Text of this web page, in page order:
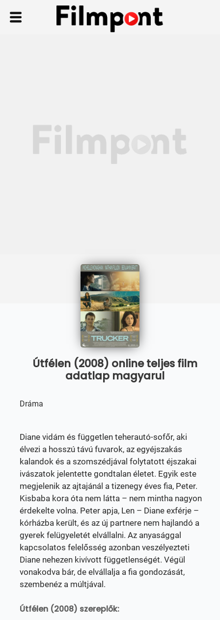
Útfélen (2008) online teljes film
adatlap magyarul
Dráma
Diane vidám és független teherautó-sofőr, aki
élvezi a hosszú távú fuvarok, az egyéjszakás
kalandok és a szomszédjával folytatott éjszakai
ivászatok jelentette gondtalan életet. Egyik este
megjelenik az ajtajánál a tizenegy éves fia, Peter.
Kisbaba kora óta nem látta – nem mintha nagyon
érdekelte volna. Peter apja, Len – Diane exférje –
kórházba került, és az új partnere nem hajlandó a
gyerek felügyeletét elvállalni. Az anyasággal
kapcsolatos felelősség azonban veszélyezteti
Diane nehezen kivívott függetlenségét. Végül
vonakodva bár, de elvállalja a fia gondozását,
szembenéz a múltjával.
Útfélen (2008) szereplők: